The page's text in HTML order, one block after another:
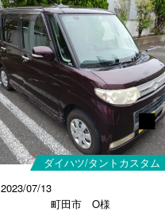
ダイハツ/タントカスタム
2023/07/13
町田市 O様